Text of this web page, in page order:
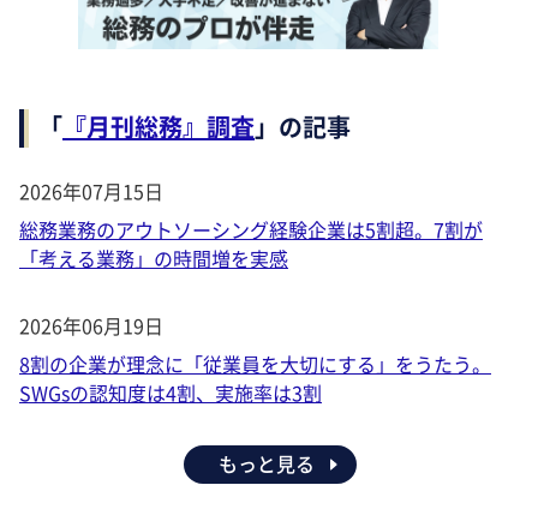
「 『月刊総務』調査」の記事
2026年07月15日
総務業務のアウトソーシング経験企業は5割超。7割が
「考える業務」の時間増を実感
2026年06月19日
8割の企業が理念に「従業員を大切にする」をうたう。
SWGsの認知度は4割、実施率は3割
もっと見る